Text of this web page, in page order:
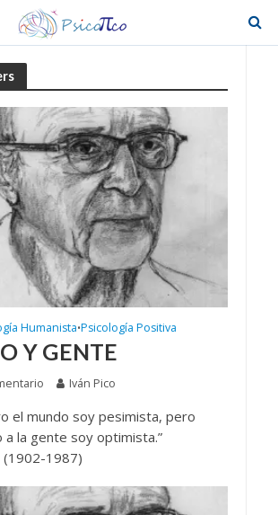
Humanista•Psicología Positiva
Y GENTE
Iván Pico
el mundo soy pesimista, pero
a la gente soy optimista.”
(1902-1987)